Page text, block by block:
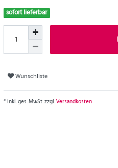
sofort lieferbar
Wunschliste
* inkl. ges. MwSt. zzgl.Versandkosten